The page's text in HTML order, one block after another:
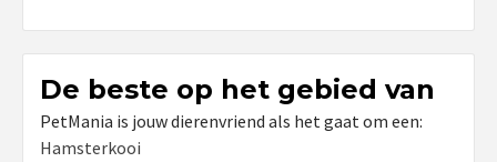
De beste op het gebied van
PetMania is jouw dierenvriend als het gaat om een:
Hamsterkooi